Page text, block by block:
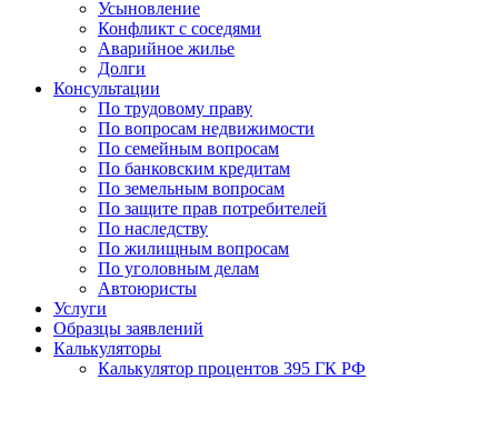
Усыновление
Конфликт с соседями
Аварийное жилье
Долги
Консультации
По трудовому праву
По вопросам недвижимости
По семейным вопросам
По банковским кредитам
По земельным вопросам
По защите прав потребителей
По наследству
По жилищным вопросам
По уголовным делам
Автоюристы
Услуги
Образцы заявлений
Калькуляторы
Калькулятор процентов 395 ГК РФ